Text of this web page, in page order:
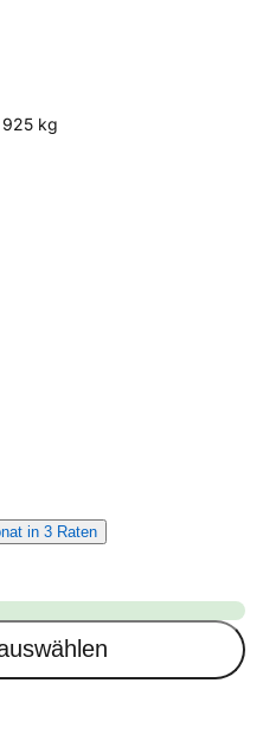
kg
in 3 Raten